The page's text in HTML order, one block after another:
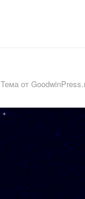
Тема от